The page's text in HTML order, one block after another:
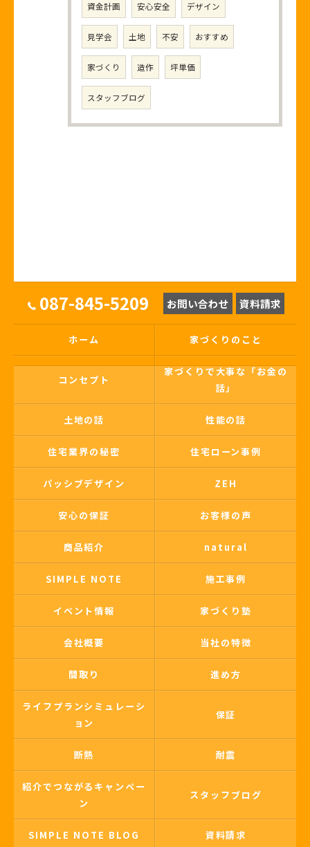
資金計画 安心安全 デザイン
見学会 土地 不安 おすすめ
家づくり 造作 坪単価
スタッフブログ
087-845-5209 お問い合わせ 資料請求
ホーム 家づくりのこと
コンセプト
家づくりで大事な「お金の
話」
土地の話 性能の話
住宅業界の秘密 住宅ローン事例
パッシブデザイン ZEH
安心の保証 お客様の声
商品紹介 natural
SIMPLE NOTE 施工事例
イベント情報 家づくり塾
会社概要 当社の特徴
間取り 進め方
ライフプランシミュレーシ
ョン
保証
断熱 耐震
紹介でつながるキャンペー
ン
スタッフブログ
SIMPLE NOTE BLOG 資料請求